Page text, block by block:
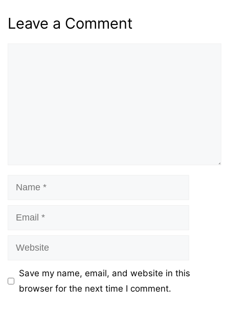
Leave a Comment
Name
Email
Website
Save my name, email, and website in this
browser for the next time I comment.